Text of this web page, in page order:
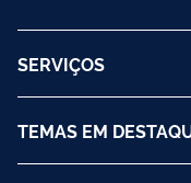
SERVIÇOS
TEMAS EM